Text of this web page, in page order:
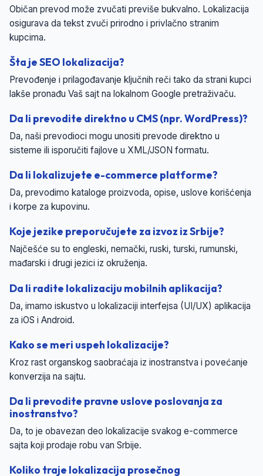
Običan prevod može zvučati previše bukvalno. Lokalizacija
osigurava da tekst zvuči prirodno i privlačno stranim
kupcima.
Šta je SEO lokalizacija?
Prevođenje i prilagođavanje ključnih reči tako da strani kupci
lakše pronađu Vaš sajt na lokalnom Google pretraživaču.
Da li prevodite direktno u CMS (npr. WordPress)?
Da, naši prevodioci mogu unositi prevode direktno u
sisteme ili isporučiti fajlove u XML/JSON formatu.
Da li lokalizujete e-commerce platforme?
Da, prevodimo kataloge proizvoda, opise, uslove korišćenja
i korpe za kupovinu.
Koje jezike preporučujete za izvoz iz Srbije?
Najčešće su to engleski, nemački, ruski, turski, rumunski,
mađarski i drugi jezici iz okruženja.
Da li radite lokalizaciju mobilnih aplikacija?
Da, imamo iskustvo u lokalizaciji interfejsa (UI/UX) aplikacija
za iOS i Android.
Kako se meri uspeh lokalizacije?
Kroz rast organskog saobraćaja iz inostranstva i povećanje
konverzija na sajtu.
Da li prevodite pravne uslove poslovanja za
inostranstvo?
Da, to je obavezan deo lokalizacije svakog e-commerce
sajta koji prodaje robu van Srbije.
Koliko traje lokalizacija prosečnog